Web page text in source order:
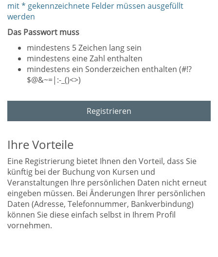
mit * gekennzeichnete Felder müssen ausgefüllt
werden
Das Passwort muss
mindestens 5 Zeichen lang sein
mindestens eine Zahl enthalten
mindestens ein Sonderzeichen enthalten (#!?
$@&~=|:-_()<>)
Registrieren
Ihre Vorteile
Eine Registrierung bietet Ihnen den Vorteil, dass Sie
künftig bei der Buchung von Kursen und
Veranstaltungen Ihre persönlichen Daten nicht erneut
eingeben müssen. Bei Änderungen Ihrer persönlichen
Daten (Adresse, Telefonnummer, Bankverbindung)
können Sie diese einfach selbst in Ihrem Profil
vornehmen.